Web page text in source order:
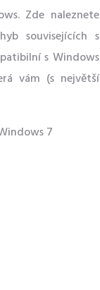
Zde naleznete
souvisejících s
s Windows
vám (s největší
7